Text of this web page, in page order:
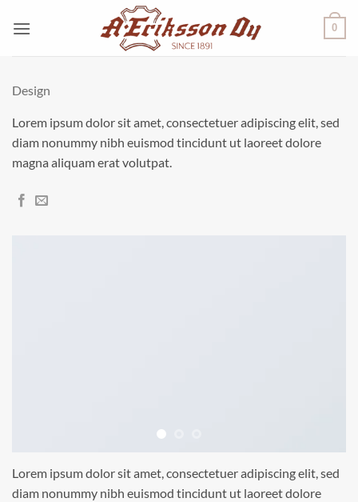
0
Design
Lorem ipsum dolor sit amet, consectetuer adipiscing elit, sed
diam nonummy nibh euismod tincidunt ut laoreet dolore
magna aliquam erat volutpat.
Lorem ipsum dolor sit amet, consectetuer adipiscing elit, sed
diam nonummy nibh euismod tincidunt ut laoreet dolore